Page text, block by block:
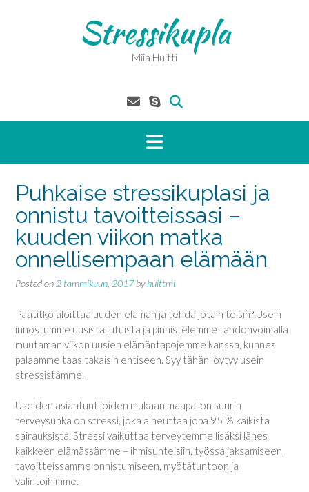
Stressikupla
Miia Huitti
Puhkaise stressikuplasi ja
onnistu tavoitteissasi –
kuuden viikon matka
onnellisempaan elämään
Posted on 2 tammikuun, 2017byhuittmi
Päätitkö aloittaa uuden elämän ja tehdä jotain toisin? Usein
innostumme uusista jutuista ja pinnistelemme tahdonvoimalla
muutaman viikon uusien elämäntapojemme kanssa, kunnes
palaamme taas takaisin entiseen. Syy tähän löytyy usein
stressistämme.
Useiden asiantuntijoiden mukaan maapallon suurin
terveysuhka on stressi, joka aiheuttaa jopa 95 % kaikista
sairauksista. Stressi vaikuttaa terveytemme lisäksi lähes
kaikkeen elämässämme – ihmisuhteisiin, työssä jaksamiseen,
tavoitteissamme onnistumiseen, myötätuntoon ja
valintoihimme.